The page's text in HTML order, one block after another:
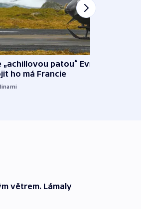
„achillovou patou“ Evropy,
ho má Francie
větrem. Lámaly